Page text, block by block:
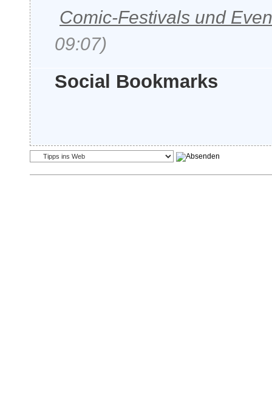
Comic-Festivals und
09:07)
Social Bookmarks